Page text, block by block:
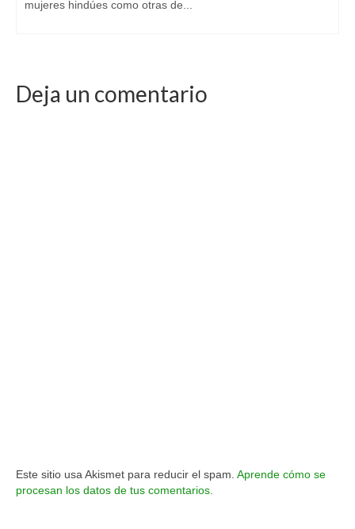
mujeres hindúes como otras de...
Deja un comentario
Este sitio usa Akismet para reducir el spam. Aprende cómo se
procesan los datos de tus comentarios.